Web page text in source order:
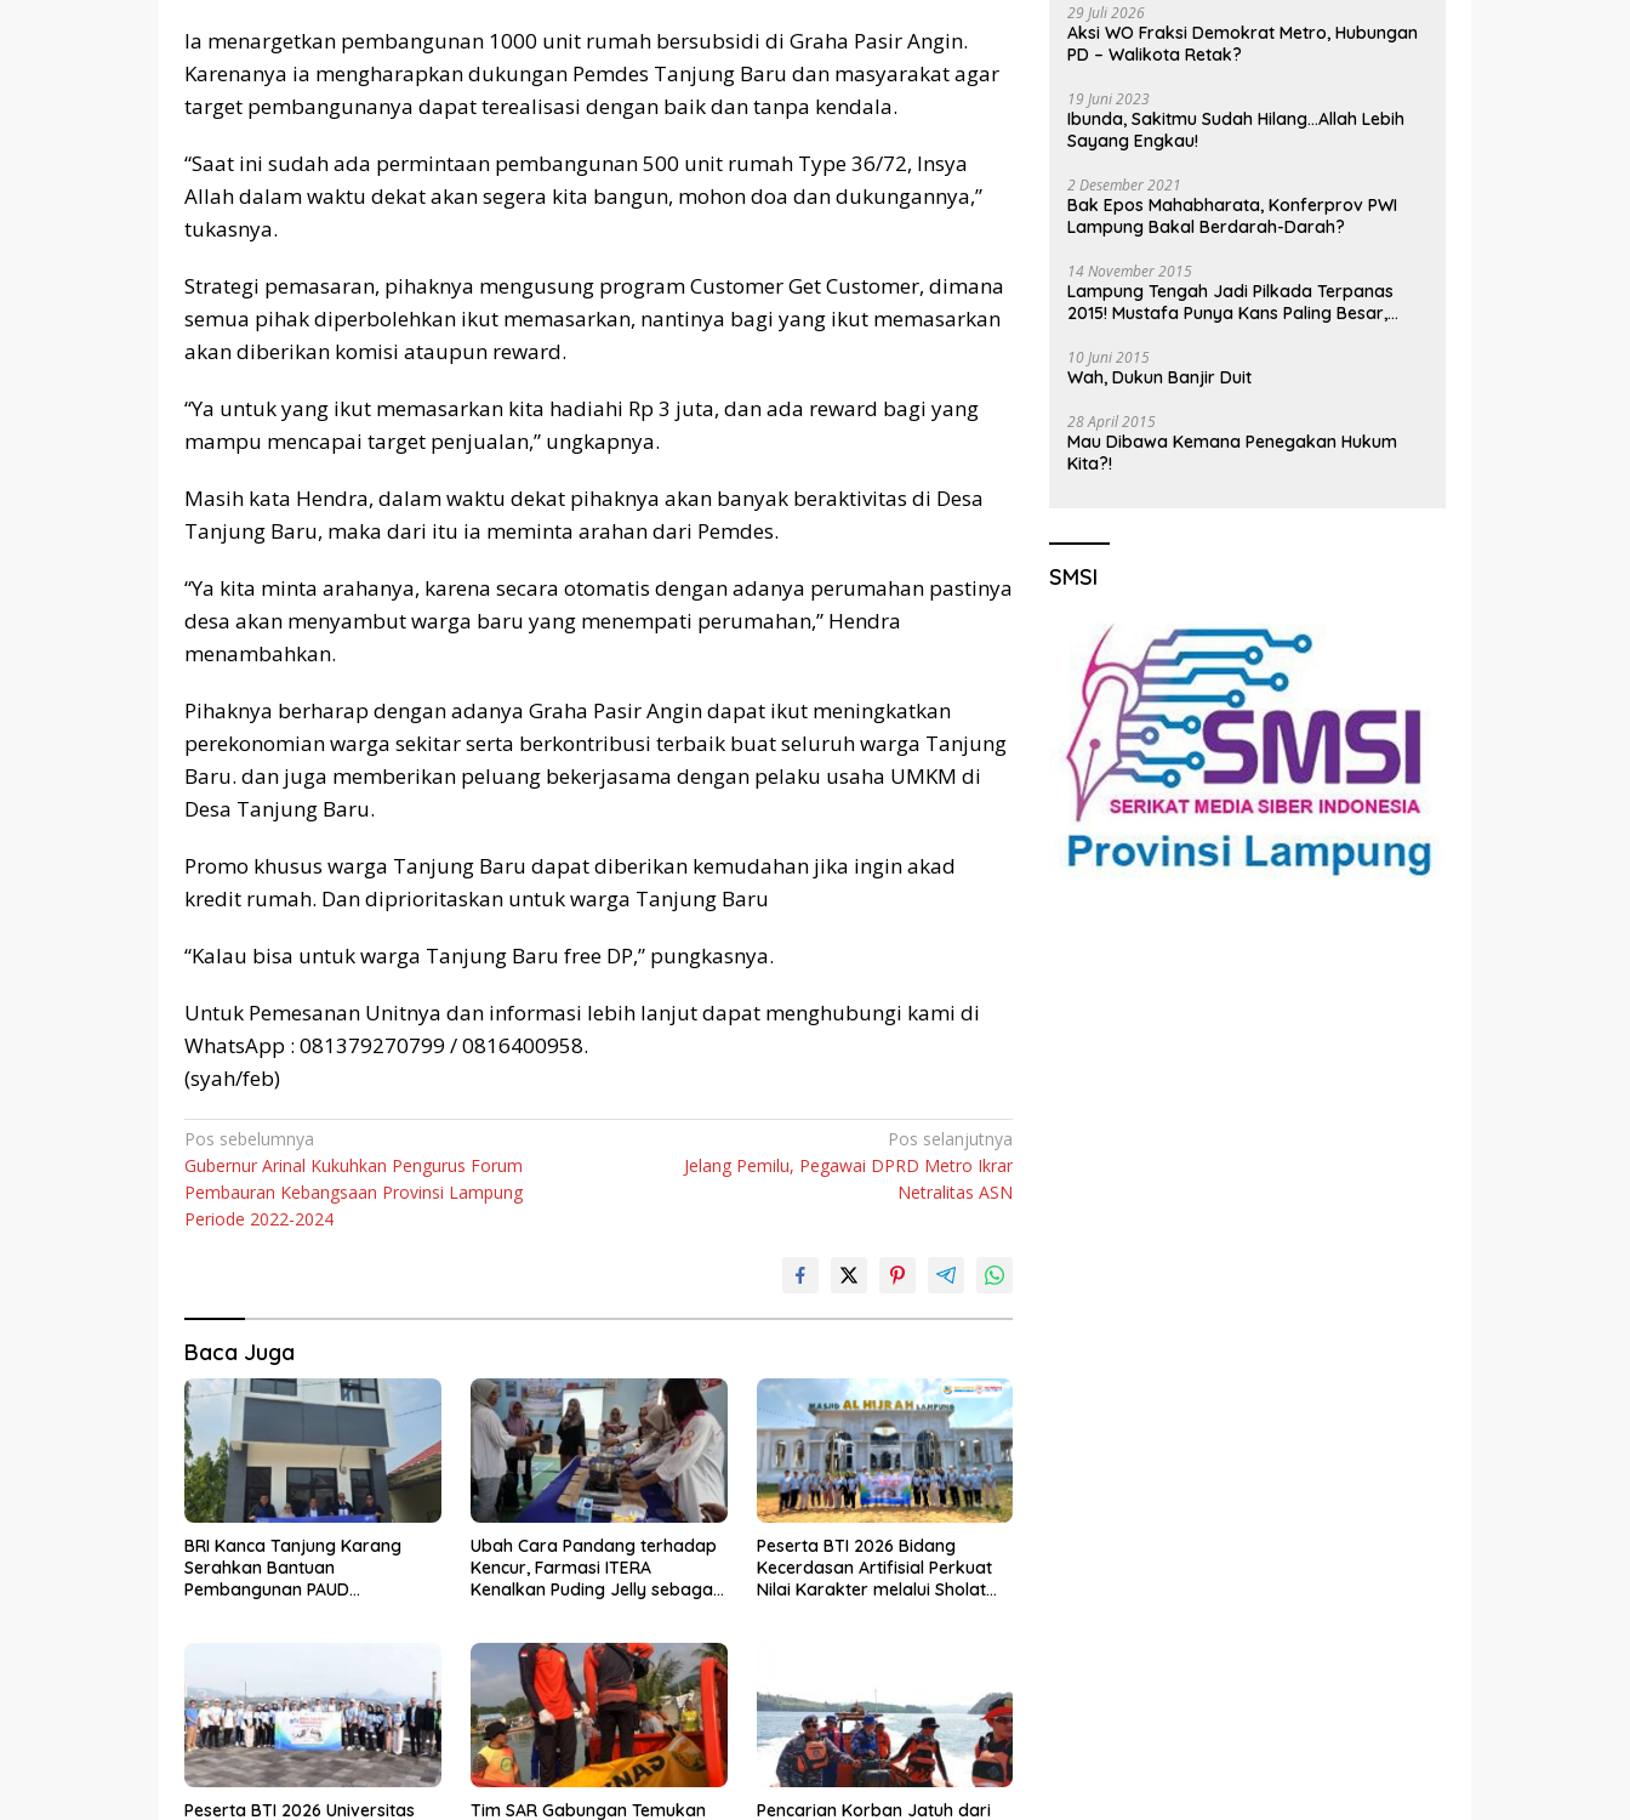
Ia menargetkan pembangunan 1000 unit rumah bersubsidi di Graha Pasir Angin.
Karenanya ia mengharapkan dukungan Pemdes Tanjung Baru dan masyarakat agar
target pembangunanya dapat terealisasi dengan baik dan tanpa kendala.
“Saat ini sudah ada permintaan pembangunan 500 unit rumah Type 36/72, Insya
Allah dalam waktu dekat akan segera kita bangun, mohon doa dan dukungannya,”
tukasnya.
Strategi pemasaran, pihaknya mengusung program Customer Get Customer, dimana
semua pihak diperbolehkan ikut memasarkan, nantinya bagi yang ikut memasarkan
akan diberikan komisi ataupun reward.
“Ya untuk yang ikut memasarkan kita hadiahi Rp 3 juta, dan ada reward bagi yang
mampu mencapai target penjualan,” ungkapnya.
Masih kata Hendra, dalam waktu dekat pihaknya akan banyak beraktivitas di Desa
Tanjung Baru, maka dari itu ia meminta arahan dari Pemdes.
“Ya kita minta arahanya, karena secara otomatis dengan adanya perumahan pastinya
desa akan menyambut warga baru yang menempati perumahan,” Hendra
menambahkan.
Pihaknya berharap dengan adanya Graha Pasir Angin dapat ikut meningkatkan
perekonomian warga sekitar serta berkontribusi terbaik buat seluruh warga Tanjung
Baru. dan juga memberikan peluang bekerjasama dengan pelaku usaha UMKM di
Desa Tanjung Baru.
Promo khusus warga Tanjung Baru dapat diberikan kemudahan jika ingin akad
kredit rumah. Dan diprioritaskan untuk warga Tanjung Baru
“Kalau bisa untuk warga Tanjung Baru free DP,” pungkasnya.
Untuk Pemesanan Unitnya dan informasi lebih lanjut dapat menghubungi kami di
WhatsApp : 081379270799 / 0816400958.
(syah/feb)
Navigasi
pos
Pos sebelumnya
Gubernur Arinal Kukuhkan Pengurus Forum
Pembauran Kebangsaan Provinsi Lampung
Periode 2022-2024
Pos selanjutnya
Jelang Pemilu, Pegawai DPRD Metro Ikrar
Netralitas ASN
Baca Juga
BRI Kanca Tanjung Karang
Serahkan Bantuan
Pembangunan PAUD
Ubah Cara Pandang terhadap
Kencur, Farmasi ITERA
Kenalkan Puding Jelly sebagai
Peserta BTI 2026 Bidang
Kecerdasan Artifisial Perkuat
Nilai Karakter melalui Sholat
Peserta BTI 2026 Universitas Tim SAR Gabungan Temukan Pencarian Korban Jatuh dari
29 Juli 2026
Aksi WO Fraksi Demokrat Metro, Hubungan
PD – Walikota Retak?
19 Juni 2023
Ibunda, Sakitmu Sudah Hilang…Allah Lebih
Sayang Engkau!
2 Desember 2021
Bak Epos Mahabharata, Konferprov PWI
Lampung Bakal Berdarah-Darah?
14 November 2015
Lampung Tengah Jadi Pilkada Terpanas
2015! Mustafa Punya Kans Paling Besar,
10 Juni 2015
Wah, Dukun Banjir Duit
28 April 2015
Mau Dibawa Kemana Penegakan Hukum
Kita?!
SMSI